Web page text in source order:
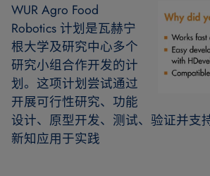
WUR Agro Food
Robotics 计划是瓦赫宁
根大学及研究中心多个
研究小组合作开发的计
划。这项计划尝试通过
开展可行性研究、功能
设计、原型开发、测试、验证并支
新知应用于实践